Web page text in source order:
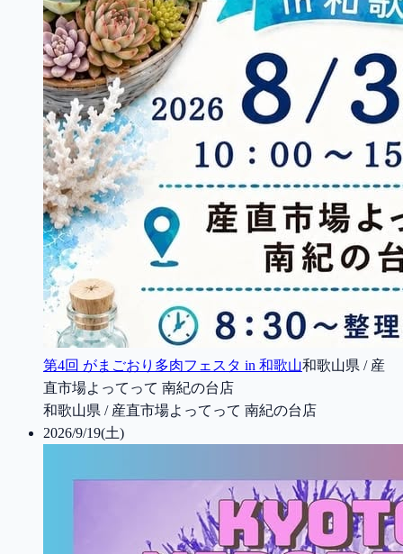
第4回 がまごおり多肉フェスタ in 和歌山和歌山県 / 産
直市場よってって 南紀の台店
和歌山県 / 産直市場よってって 南紀の台店
2026/9/19(土)